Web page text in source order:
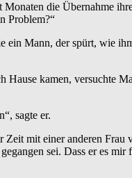
Monaten die Übernahme
Problem?“
ein Mann, der spürt, wie
Hause kamen, versuchte
sagte er.
Zeit mit einer anderen Frau
sei. Dass er es mir